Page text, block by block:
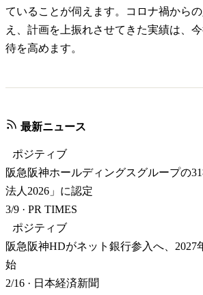
ていることが伺えます。コロナ禍から
え、計画を上振れさせてきた実績は、
待を高めます。
最新ニュース
ポジティブ
阪急阪神ホールディングスグループの
法人2026」に認定
3/9 · PR TIMES
ポジティブ
阪急阪神HDがネット銀行参入へ、2027
始
2/16 · 日本経済新聞